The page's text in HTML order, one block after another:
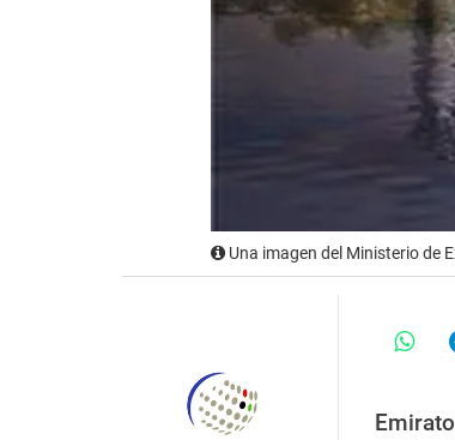
Una imagen del Ministerio de